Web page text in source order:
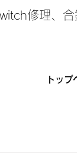
修理、
トップ